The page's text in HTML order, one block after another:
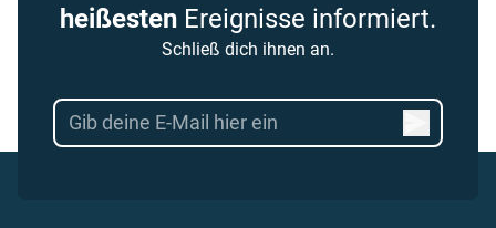
heißesten Ereignisse informiert.
Schließ dich ihnen an.